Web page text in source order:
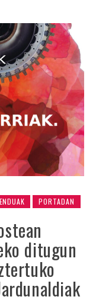
PORTADAN
ditugun